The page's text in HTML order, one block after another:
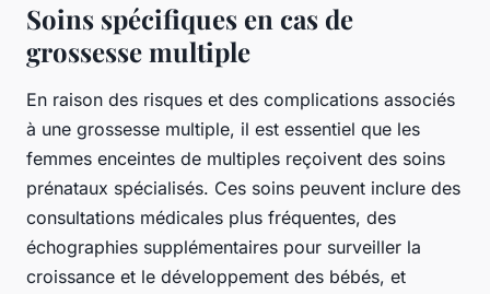
Soins spécifiques en cas de
grossesse multiple
En raison des risques et des complications associés
à une grossesse multiple, il est essentiel que les
femmes enceintes de multiples reçoivent des soins
prénataux spécialisés. Ces soins peuvent inclure des
consultations médicales plus fréquentes, des
échographies supplémentaires pour surveiller la
croissance et le développement des bébés, et